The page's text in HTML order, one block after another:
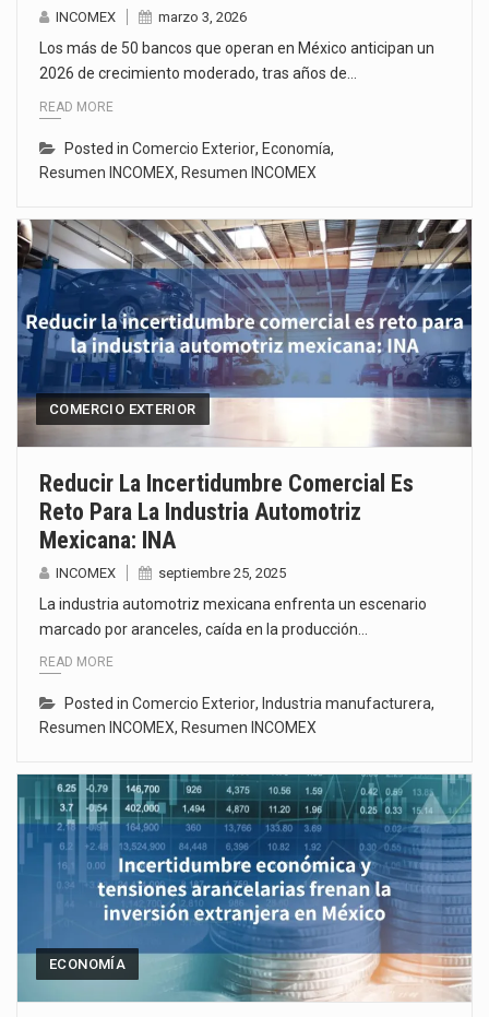
INCOMEX marzo 3, 2026
Los más de 50 bancos que operan en México anticipan un
2026 de crecimiento moderado, tras años de…
READ MORE
Posted in Comercio Exterior, Economía,
Resumen INCOMEX, Resumen INCOMEX
COMERCIO EXTERIOR
Reducir La Incertidumbre Comercial Es
Reto Para La Industria Automotriz
Mexicana: INA
INCOMEX septiembre 25, 2025
La industria automotriz mexicana enfrenta un escenario
marcado por aranceles, caída en la producción…
READ MORE
Posted in Comercio Exterior, Industria manufacturera,
Resumen INCOMEX, Resumen INCOMEX
ECONOMÍA